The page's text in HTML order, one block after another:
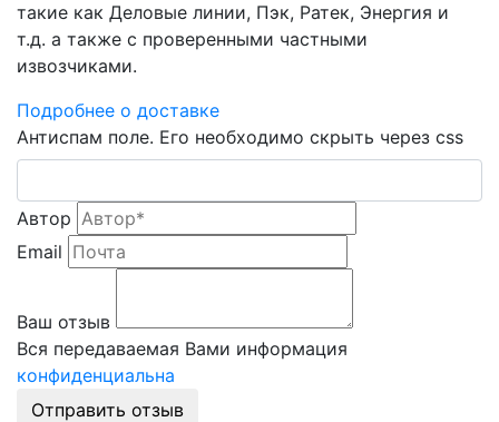
такие как Деловые линии, Пэк, Ратек, Энергия и
т.д. а также с проверенными частными
извозчиками.
Подробнее о доставке
Антиспам поле. Его необходимо скрыть через css
Автор
Email
Ваш отзыв
Вся передаваемая Вами информация
конфиденциальна
Отправить отзыв